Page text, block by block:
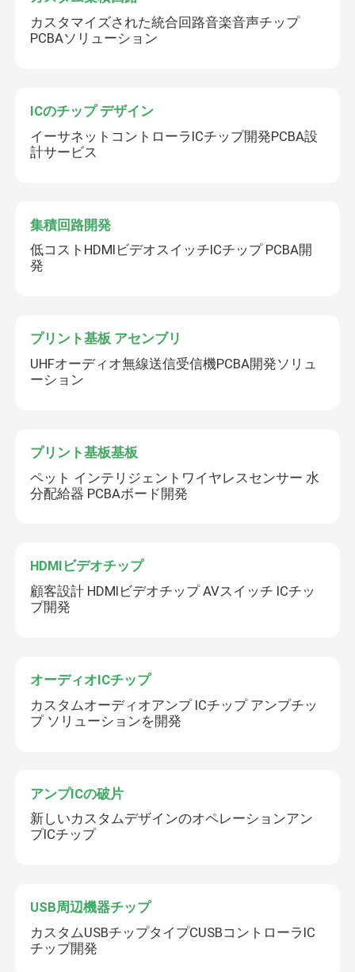
カスタマイズされた統合回路音楽音声チップ
PCBAソリューション
ICのチップ デザイン
イーサネットコントローラICチップ開発PCBA設
計サービス
集積回路開発
低コストHDMIビデオスイッチICチップ PCBA開
発
プリント基板 アセンブリ
UHFオーディオ無線送信受信機PCBA開発ソリュ
ーション
プリント基板基板
ペット インテリジェントワイヤレスセンサー 水
分配給器 PCBAボード開発
HDMIビデオチップ
顧客設計 HDMIビデオチップ AVスイッチ ICチッ
プ開発
オーディオICチップ
カスタムオーディオアンプ ICチップ アンプチッ
プ ソリューションを開発
アンプICの破片
新しいカスタムデザインのオペレーションアン
プICチップ
USB周辺機器チップ
カスタムUSBチップタイプCUSBコントローラIC
チップ開発